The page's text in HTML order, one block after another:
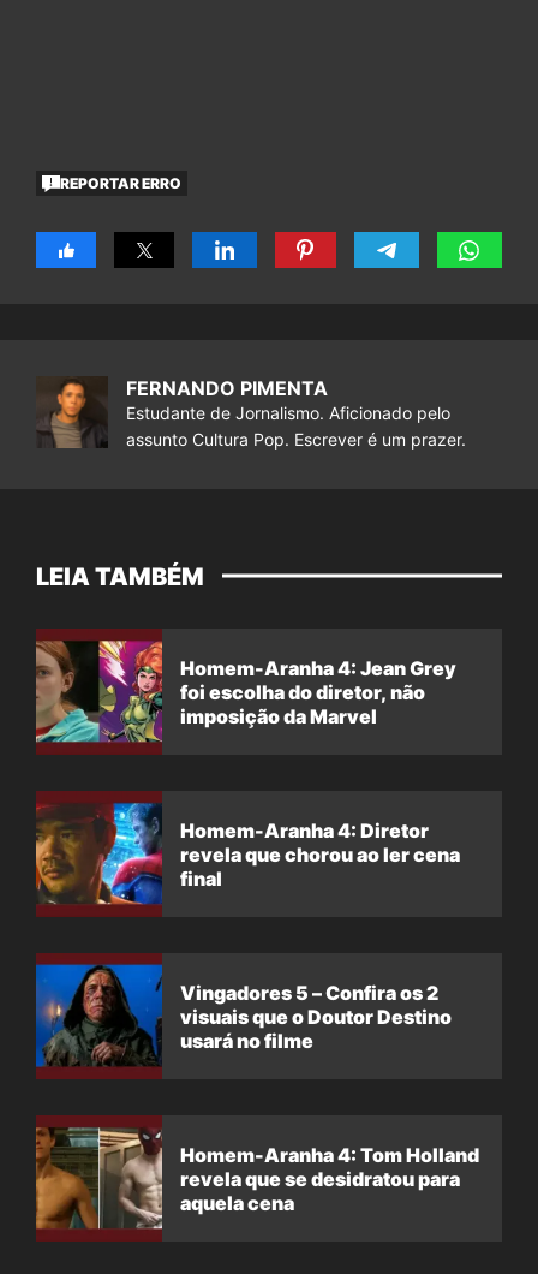
REPORTAR ERRO
FERNANDO PIMENTA
Estudante de Jornalismo. Aficionado pelo
assunto Cultura Pop. Escrever é um prazer.
LEIA TAMBÉM
Homem-Aranha 4: Jean Grey
foi escolha do diretor, não
imposição da Marvel
Homem-Aranha 4: Diretor
revela que chorou ao ler cena
final
Vingadores 5 – Confira os 2
visuais que o Doutor Destino
usará no filme
Homem-Aranha 4: Tom Holland
revela que se desidratou para
aquela cena